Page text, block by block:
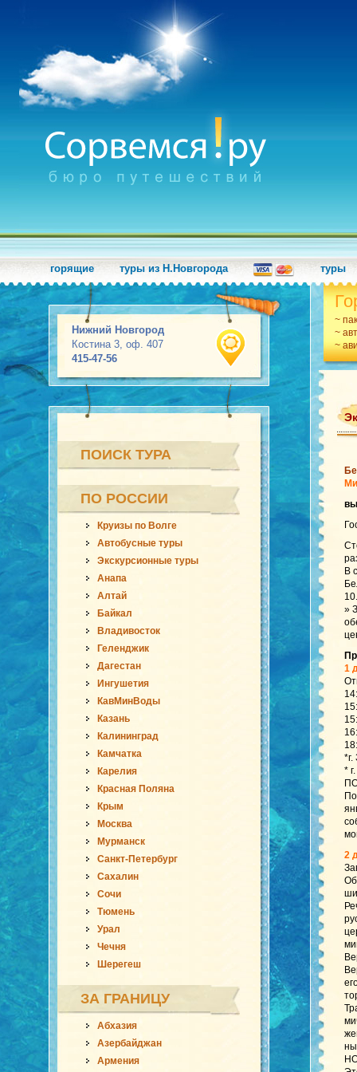
горящие туры из Н.Новгорода туры
Нижний Новгород
Костина 3, оф. 407
415-47-56
~
~
~
ПОИСК ТУРА
ПО РОССИИ
Круизы по Волге
Автобусные туры
Экскурсионные туры
Анапа
Алтай
Байкал
Владивосток
Геленджик
Дагестан
Ингушетия
КавМинВоды
Казань
Калининград
Камчатка
Карелия
Красная Поляна
Крым
Москва
Мурманск
Санкт-Петербург
Сахалин
Сочи
Тюмень
Урал
Чечня
Шерегеш
ЗА ГРАНИЦУ
Абхазия
Азербайджан
Армения
В
»
1
*
2